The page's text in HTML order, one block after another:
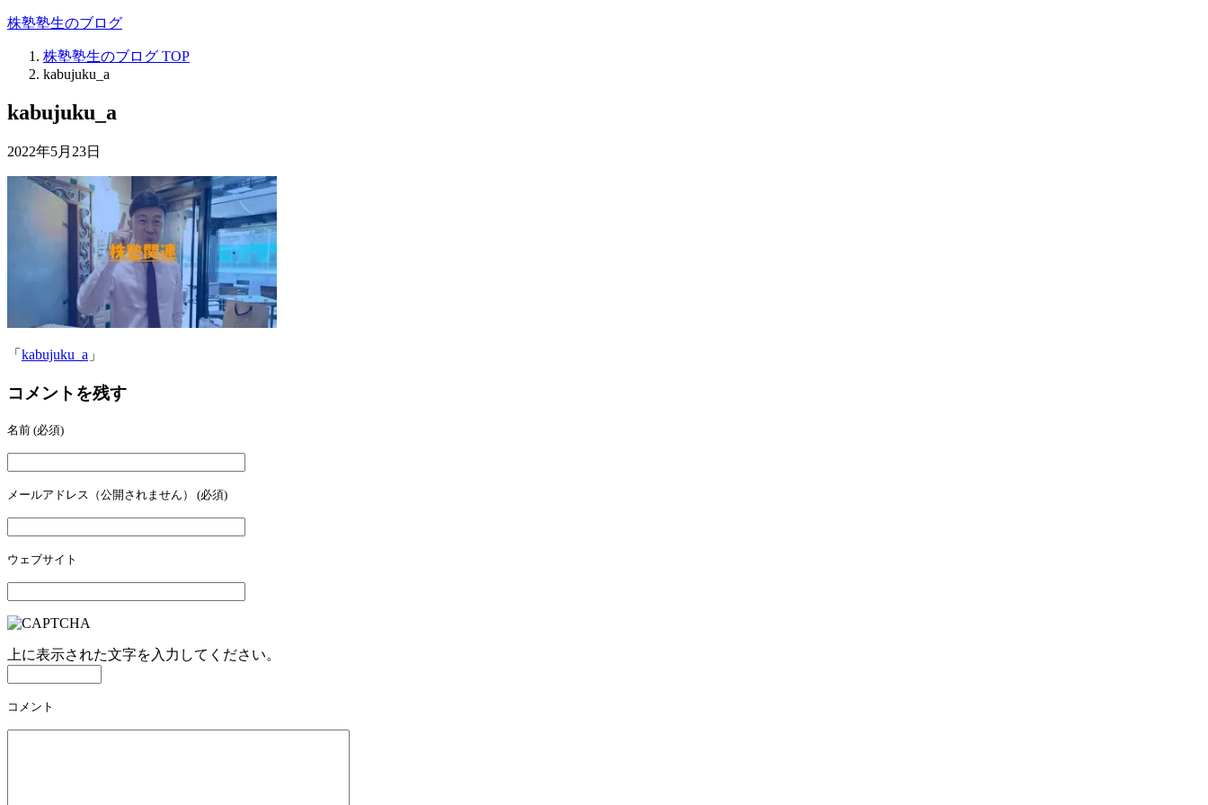
株塾塾生のブログ
株塾塾生のブログ TOP
kabujuku_a
kabujuku_a
2022年5月23日
「 kabujuku_a 」
コメントを残す
名前 (必須)
メールアドレス（公開されません） (必須)
ウェブサイト
上に表示された文字を入力してください。
コメント